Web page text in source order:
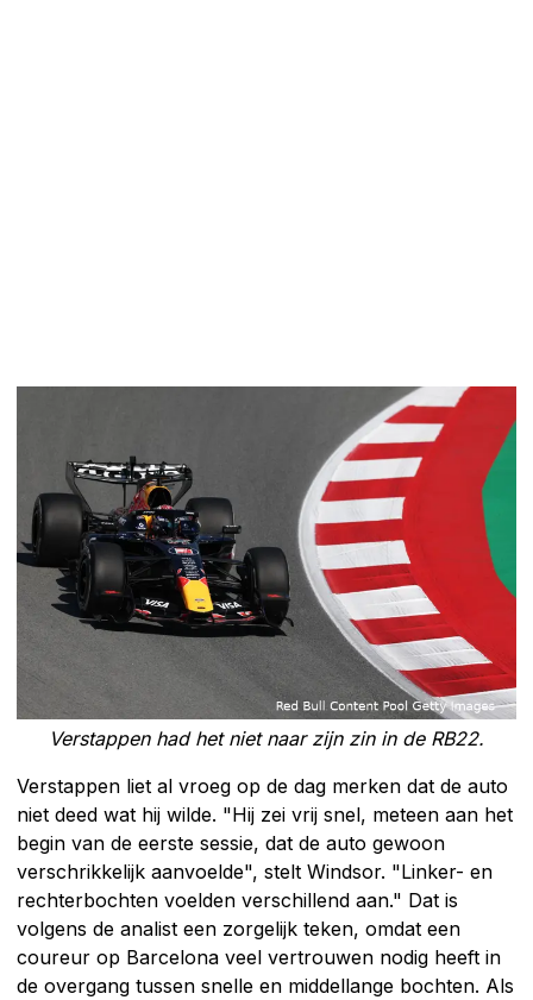
Verstappen had het niet naar zijn zin in de RB22.
Verstappen liet al vroeg op de dag merken dat de auto
niet deed wat hij wilde. "Hij zei vrij snel, meteen aan het
begin van de eerste sessie, dat de auto gewoon
verschrikkelijk aanvoelde", stelt Windsor. "Linker- en
rechterbochten voelden verschillend aan." Dat is
volgens de analist een zorgelijk teken, omdat een
coureur op Barcelona veel vertrouwen nodig heeft in
de overgang tussen snelle en middellange bochten. Als